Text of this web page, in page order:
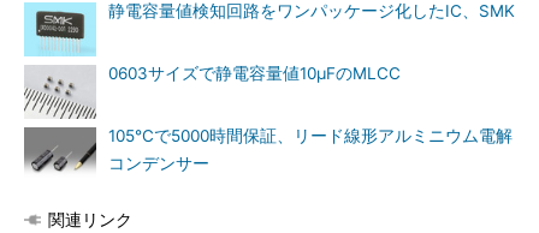
静電容量値検知回路をワンパッケージ化したIC、SMK
0603サイズで静電容量値10μFのMLCC
105℃で5000時間保証、リード線形アルミニウム電解
コンデンサー
関連リンク